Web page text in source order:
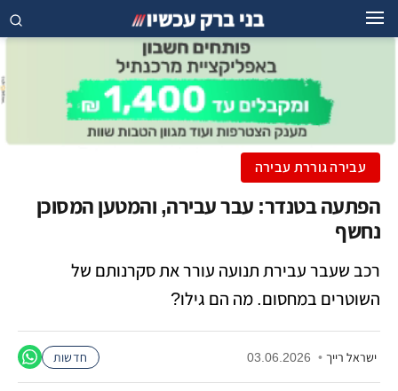
עבירה גוררת עבירה
הפתעה בטנדר: עבר עבירה, והמטען המסוכן
נחשף
רכב שעבר עבירת תנועה עורר את סקרנותם של
השוטרים במחסום. מה הם גילו?
ישראל רייך •
03.06.2026 חדשות